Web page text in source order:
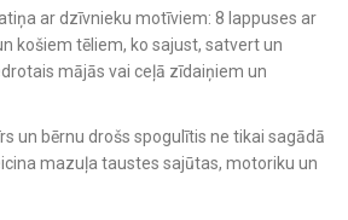
ar dzīvnieku motīviem: 8 lappuses ar
košiem tēliem, ko sajust, satvert un
mājās vai ceļā zīdaiņiem un
un bērnu drošs spogulītis ne tikai sagādā
mazuļa taustes sajūtas, motoriku un